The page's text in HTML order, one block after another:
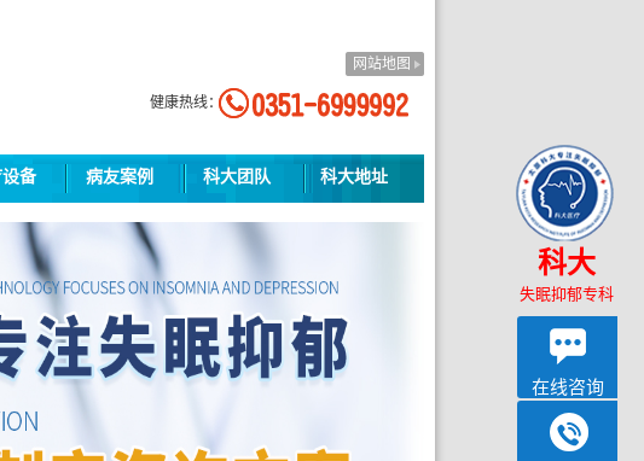
网站地图
健康热线：
备 病友案例 科大团队 科大地址
科大
失眠抑郁专科
在线咨询